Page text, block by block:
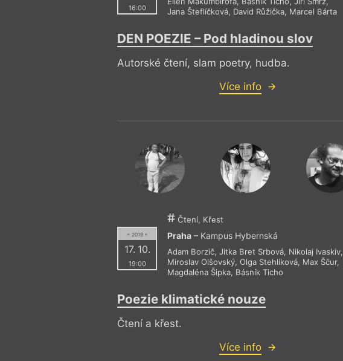
16:00
Jana Šteflíčková, David Růžička, Marcel Bárta
DEN POEZIE – Pod hladinou slov
Autorské čtení, slam poetry, hudba.
Více info
= 2019 =
17. 10.
19:00
Čtení, Křest
Praha – Kampus Hybernská
Adam Borzič,Jitka Bret Srbová, Nikolaj Ivaskiv,
Miroslav Olšovský,Olga Stehlíková, Max Ščur,
Magdaléna Šipka, Básník Ticho
Poezie klimatické nouze
Čtení a křest.
Více info